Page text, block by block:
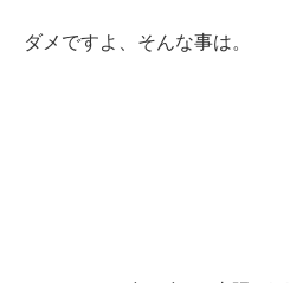
ダメですよ、そんな事は。